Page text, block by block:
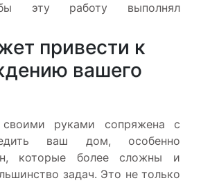
эту работу выполнял
привести к
вашего
руками сопряжена с
ваш дом, особенно
которые более сложны и
задач. Это не только